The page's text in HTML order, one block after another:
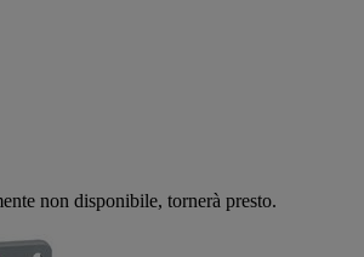
non disponibile, tornerà presto.